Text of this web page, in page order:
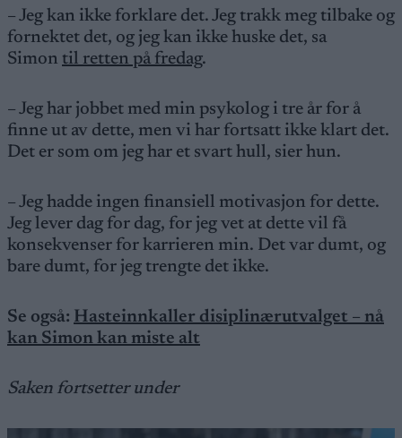
– Jeg kan ikke forklare det. Jeg trakk meg tilbake og
fornektet det, og jeg kan ikke huske det, sa
Simon til retten på fredag.
– Jeg har jobbet med min psykolog i tre år for å
finne ut av dette, men vi har fortsatt ikke klart det.
Det er som om jeg har et svart hull, sier hun.
– Jeg hadde ingen finansiell motivasjon for dette.
Jeg lever dag for dag, for jeg vet at dette vil få
konsekvenser for karrieren min. Det var dumt, og
bare dumt, for jeg trengte det ikke.
Se også: Hasteinnkaller disiplinærutvalget – nå
kan Simon kan miste alt
Saken fortsetter under